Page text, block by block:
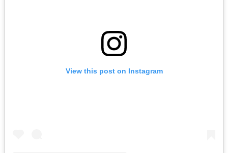
View this post on Instagram